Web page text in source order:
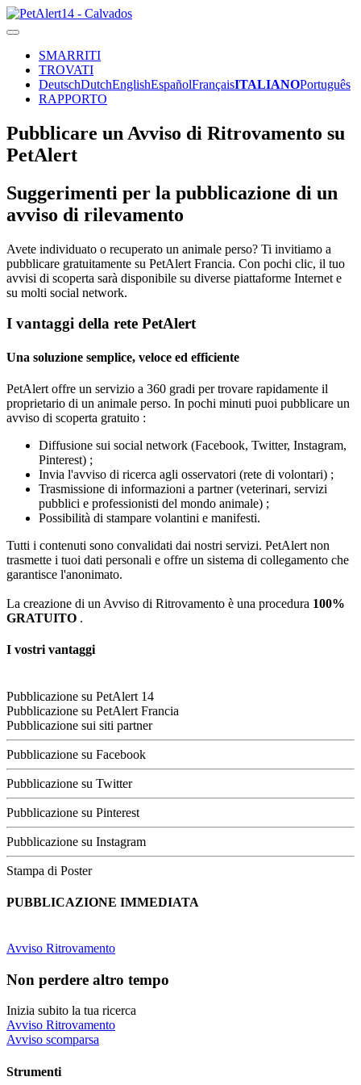
SMARRITI
TROVATI
DeutschDutchEnglishEspañolFrançaisITALIANOPortuguês
RAPPORTO
Pubblicare un Avviso di Ritrovamento su
PetAlert
Suggerimenti per la pubblicazione di un
avviso di rilevamento
Avete individuato o recuperato un animale perso? Ti invitiamo a
pubblicare gratuitamente su PetAlert Francia. Con pochi clic, il tuo
avvisi di scoperta sarà disponibile su diverse piattaforme Internet e
su molti social network.
I vantaggi della rete PetAlert
Una soluzione semplice, veloce ed efficiente
PetAlert offre un servizio a 360 gradi per trovare rapidamente il
proprietario di un animale perso. In pochi minuti puoi pubblicare un
avviso di scoperta gratuito :
Diffusione sui social network (Facebook, Twitter, Instagram,
Pinterest) ;
Invia l'avviso di ricerca agli osservatori (rete di volontari) ;
Trasmissione di informazioni a partner (veterinari, servizi
pubblici e professionisti del mondo animale) ;
Possibilità di stampare volantini e manifesti.
Tutti i contenuti sono convalidati dai nostri servizi. PetAlert non
trasmette i tuoi dati personali e offre un sistema di collegamento che
garantisce l'anonimato.
La creazione di un Avviso di Ritrovamento è una procedura 100%
GRATUITO .
I vostri vantaggi
Pubblicazione su PetAlert 14
Pubblicazione su PetAlert Francia
Pubblicazione sui siti partner
Pubblicazione su Facebook
Pubblicazione su Twitter
Pubblicazione su Pinterest
Pubblicazione su Instagram
Stampa di Poster
PUBBLICAZIONE IMMEDIATA
Avviso Ritrovamento
Non perdere altro tempo
Inizia subito la tua ricerca
Avviso Ritrovamento
Avviso scomparsa
Strumenti